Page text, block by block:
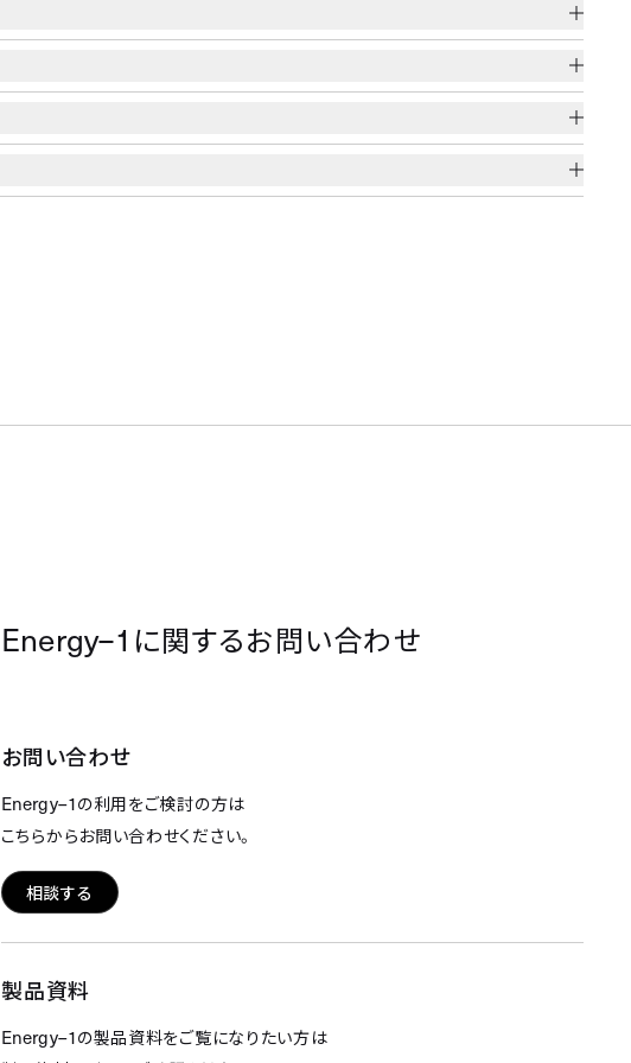
Energy–1 に関するお問い合わせ
お問い合わせ
Energy–1の利用をご検討の方は
こちらからお問い合わせください。
相談する
製品資料
Energy–1の製品資料をご覧になりたい方は